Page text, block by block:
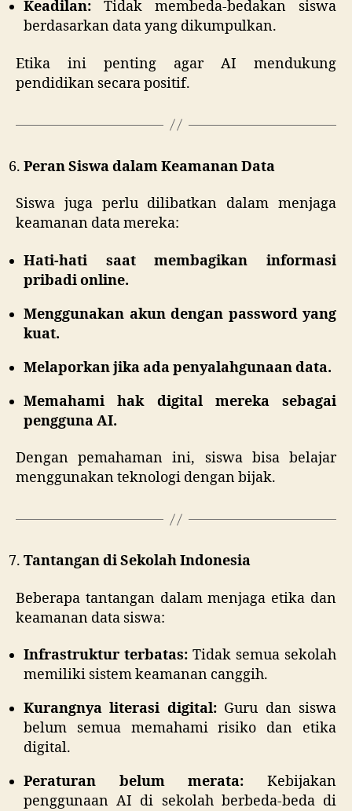
Keadilan: Tidak membeda-bedakan siswa
berdasarkan data yang dikumpulkan.
Etika ini penting agar AI mendukung
pendidikan secara positif.
Peran Siswa dalam Keamanan Data
Siswa juga perlu dilibatkan dalam menjaga
keamanan data mereka:
Hati-hati saat membagikan informasi
pribadi online.
Menggunakan akun dengan password yang
kuat.
Melaporkan jika ada penyalahgunaan data.
Memahami hak digital mereka sebagai
pengguna AI.
Dengan pemahaman ini, siswa bisa belajar
menggunakan teknologi dengan bijak.
Tantangan di Sekolah Indonesia
Beberapa tantangan dalam menjaga etika dan
keamanan data siswa:
Infrastruktur terbatas: Tidak semua sekolah
memiliki sistem keamanan canggih.
Kurangnya literasi digital:Guru dan siswa
belum semua memahami risiko dan etika
digital.
Peraturan belum merata: Kebijakan
penggunaan AI di sekolah berbeda-beda di